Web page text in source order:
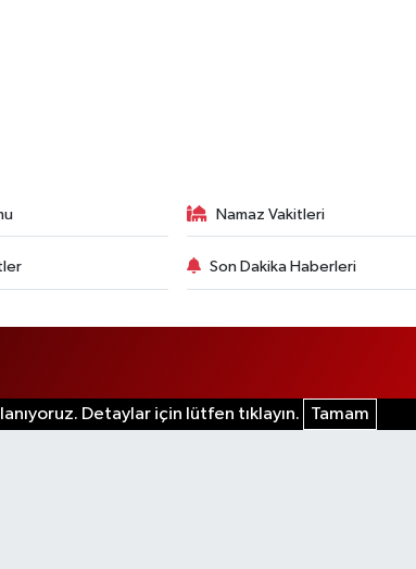
Namaz Vakitleri
Son Dakika Haberleri
Detaylar için lütfen tıklayın. Tamam